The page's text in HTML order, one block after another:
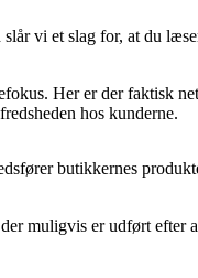
vi et slag for, at du
Her er der faktisk
hos kunderne.
butikkernes
muligvis er udført efter